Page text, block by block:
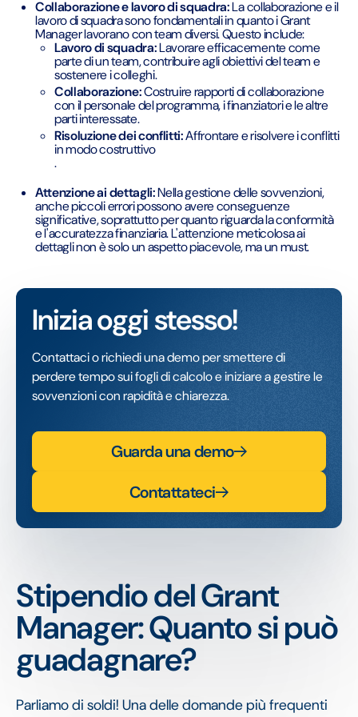
Collaborazione e lavoro di squadra:La collaborazione e il
lavoro di squadra sono fondamentali in quanto i Grant
Manager lavorano con team diversi. Questo include:
Lavoro di squadra:Lavorare efficacemente come
parte di un team, contribuire agli obiettivi del team e
sostenere i colleghi.
Collaborazione:Costruire rapporti di collaborazione
con il personale del programma, i finanziatori e le altre
parti interessate.
Risoluzione dei conflitti:Affrontare e risolvere i conflitti
in modo costruttivo
.
Attenzione ai dettagli:Nella gestione delle sovvenzioni,
anche piccoli errori possono avere conseguenze
significative, soprattutto per quanto riguarda la conformità
e l'accuratezza finanziaria. L'attenzione meticolosa ai
dettagli non è solo un aspetto piacevole, ma un must.
Inizia oggi stesso!
Contattaci o richiedi una demo per smettere di
perdere tempo sui fogli di calcolo e iniziare a gestire le
sovvenzioni con rapidità e chiarezza.
Guarda una demo
Contattateci
Stipendio del Grant
Manager: Quanto si può
guadagnare?
Parliamo di soldi! Una delle domande più frequenti